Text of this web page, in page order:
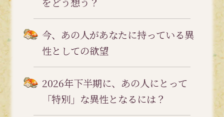
今、あの人があなたに持っている異
性としての欲望
2026年下半期に、あの人にとって
「特別」な異性となるには？